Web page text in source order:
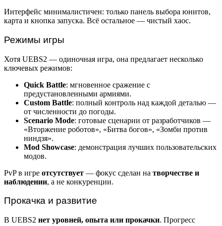
Интерфейс минималистичен: только панель выбора юнитов,
карта и кнопка запуска. Всё остальное — чистый хаос.
Режимы игры
Хотя UEBS2 — одиночная игра, она предлагает несколько
ключевых режимов:
Quick Battle: мгновенное сражение с
предустановленными армиями.
Custom Battle: полный контроль над каждой деталью —
от численности до погоды.
Scenario Mode: готовые сценарии от разработчиков —
«Вторжение роботов», «Битва богов», «Зомби против
ниндзя».
Mod Showcase: демонстрация лучших пользовательских
модов.
PvP в игре отсутствует — фокус сделан на творчестве и
наблюдении, а не конкуренции.
Прокачка и развитие
В UEBS2 нет уровней, опыта или прокачки. Прогресс